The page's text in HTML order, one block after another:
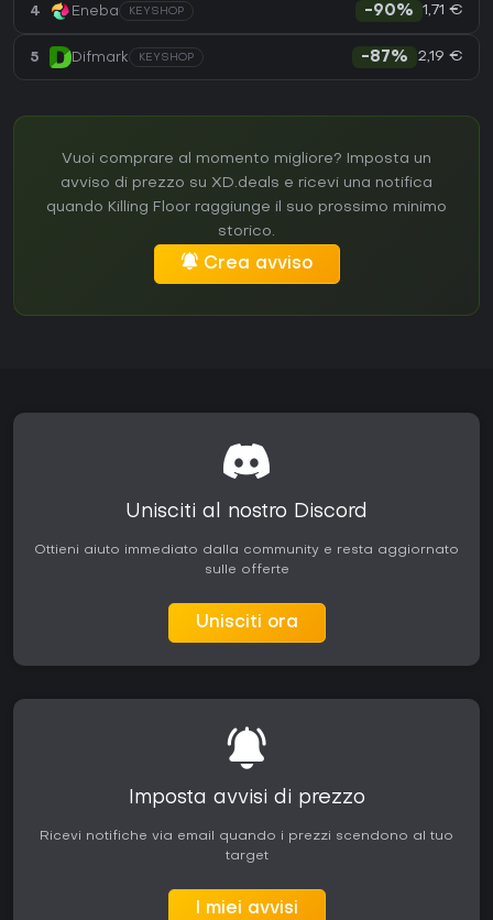
4 Eneba KEYSHOP -90% 1,71 €
5 Difmark KEYSHOP -87% 2,19 €
Vuoi comprare al momento migliore? Imposta un
avviso di prezzo su XD.deals e ricevi una notifica
quando Killing Floor raggiunge il suo prossimo minimo
storico.
Crea avviso
Unisciti al nostro Discord
Ottieni aiuto immediato dalla community e resta aggiornato
sulle offerte
Unisciti ora
Imposta avvisi di prezzo
Ricevi notifiche via email quando i prezzi scendono al tuo
target
I miei avvisi